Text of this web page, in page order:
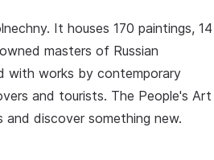
It houses 170 paintings, 14
masters of Russian
with works by contemporary
and tourists. The People's Art
discover something new.